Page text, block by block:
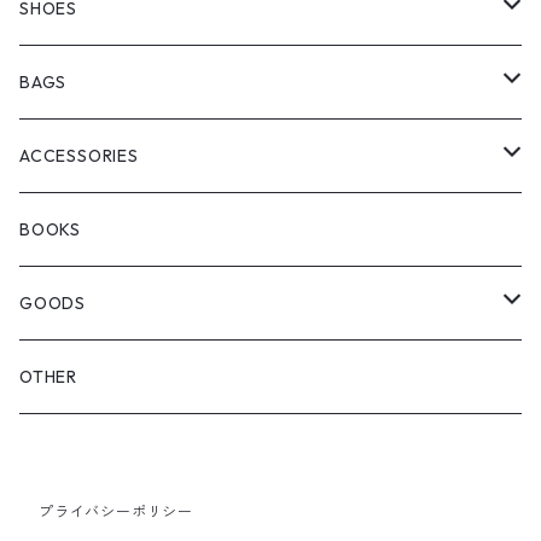
manewold
ChaosFissingClubxALLMOSTBLACK
WOODBLOCK
SEDAN ALL-PURPOSE
SHORT SLEEVE
HALF PANTS
SHOES
KICKS
BOOTS
BAGS
BACKPACK
SHOULDER
OTHER BAGS
ACCESSORIES
EYE WEAR
CAP&HAT
GLOVES&SCARF
SHOULDER
BOOKS
GOODS
TOY
PINS& PINBACK
OTHER
プライバシーポリシー